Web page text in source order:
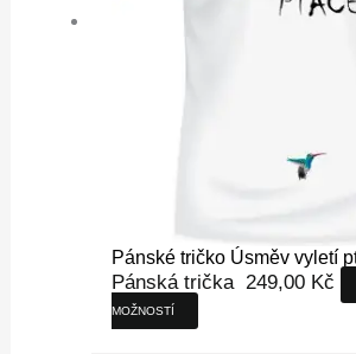
Pánské tričko Úsměv vyletí
Pánská trička 249,00 Kč
MOŽNOSTÍ